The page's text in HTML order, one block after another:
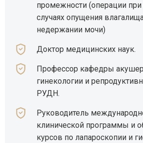
промежности (операции
случаях опущения
недержании мочи)
Доктор медицинских наук.
Профессор кафедры
гинекологии и
РУДН.
Руководитель
клинической программы и
курсов по лапароскопии и